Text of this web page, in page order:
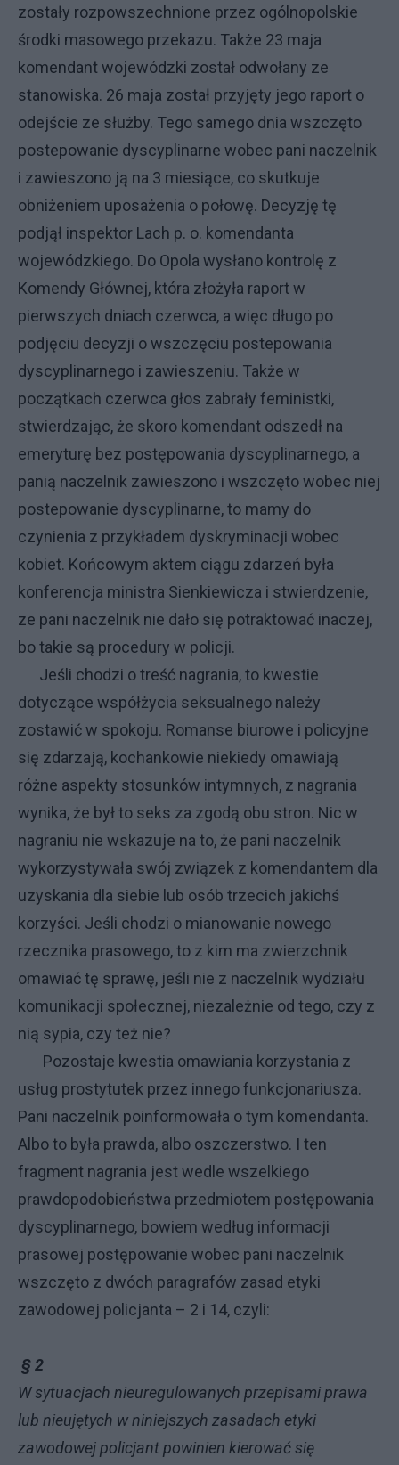
zostały rozpowszechnione przez ogólnopolskie
środki masowego przekazu. Także 23 maja
komendant wojewódzki został odwołany ze
stanowiska. 26 maja został przyjęty jego raport o
odejście ze służby. Tego samego dnia wszczęto
postepowanie dyscyplinarne wobec pani naczelnik
i zawieszono ją na 3 miesiące, co skutkuje
obniżeniem uposażenia o połowę. Decyzję tę
podjął inspektor Lach p. o. komendanta
wojewódzkiego. Do Opola wysłano kontrolę z
Komendy Głównej, która złożyła raport w
pierwszych dniach czerwca, a więc długo po
podjęciu decyzji o wszczęciu postepowania
dyscyplinarnego i zawieszeniu. Także w
początkach czerwca głos zabrały feministki,
stwierdzając, że skoro komendant odszedł na
emeryturę bez postępowania dyscyplinarnego, a
panią naczelnik zawieszono i wszczęto wobec niej
postepowanie dyscyplinarne, to mamy do
czynienia z przykładem dyskryminacji wobec
kobiet. Końcowym aktem ciągu zdarzeń była
konferencja ministra Sienkiewicza i stwierdzenie,
ze pani naczelnik nie dało się potraktować inaczej,
bo takie są procedury w policji.
Jeśli chodzi o treść nagrania, to kwestie
dotyczące współżycia seksualnego należy
zostawić w spokoju. Romanse biurowe i policyjne
się zdarzają, kochankowie niekiedy omawiają
różne aspekty stosunków intymnych, z nagrania
wynika, że był to seks za zgodą obu stron. Nic w
nagraniu nie wskazuje na to, że pani naczelnik
wykorzystywała swój związek z komendantem dla
uzyskania dla siebie lub osób trzecich jakichś
korzyści. Jeśli chodzi o mianowanie nowego
rzecznika prasowego, to z kim ma zwierzchnik
omawiać tę sprawę, jeśli nie z naczelnik wydziału
komunikacji społecznej, niezależnie od tego, czy z
nią sypia, czy też nie?
Pozostaje kwestia omawiania korzystania z
usług prostytutek przez innego funkcjonariusza.
Pani naczelnik poinformowała o tym komendanta.
Albo to była prawda, albo oszczerstwo. I ten
fragment nagrania jest wedle wszelkiego
prawdopodobieństwa przedmiotem postępowania
dyscyplinarnego, bowiem według informacji
prasowej postępowanie wobec pani naczelnik
wszczęto z dwóch paragrafów zasad etyki
zawodowej policjanta – 2 i 14, czyli:
§ 2
W sytuacjach nieuregulowanych przepisami prawa
lub nieujętych w niniejszych zasadach etyki
zawodowej policjant powinien kierować się